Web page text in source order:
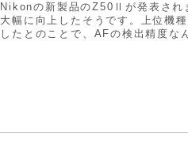
Nikonの新製品のZ50Ⅱが発表され
大幅に向上したそうです。上位機
したとのことで、AFの検出精度な